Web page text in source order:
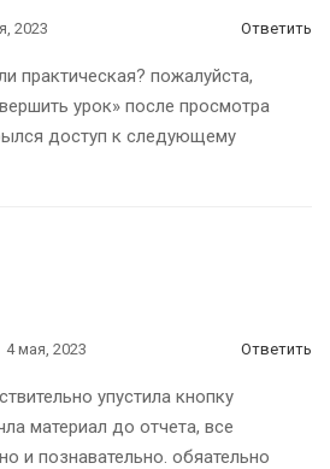
2023 Ответить
практическая? пожалуйста,
урок» после просмотра
доступ к следующему
4 мая, 2023 Ответить
упустила кнопку
материал до отчета, все
и познавательно. обяательно